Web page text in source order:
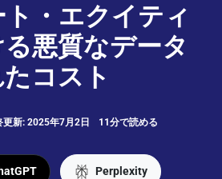
・エクイティ
悪質なデータ
コスト
更新: 2025年7月2日 11分で読める
Perplexity